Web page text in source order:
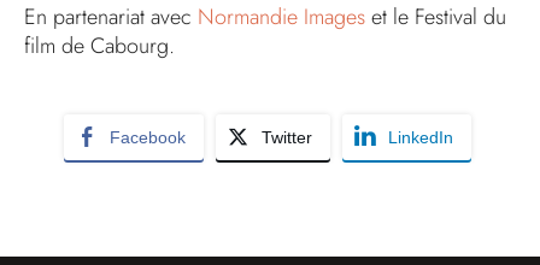
En partenariat avec Normandie Imageset le Festival du
film de Cabourg.
Facebook Twitter LinkedIn